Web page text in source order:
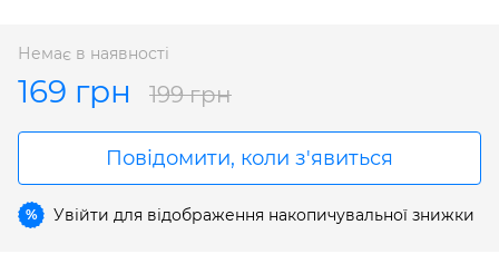
Немає в наявності
169 грн 199 грн
Повідомити, коли з'явиться
% Увійти для відображення накопичувальної знижки